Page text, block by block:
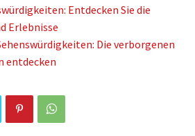
Entdecken Sie die
Erlebnisse
Die verborgenen
entdecken